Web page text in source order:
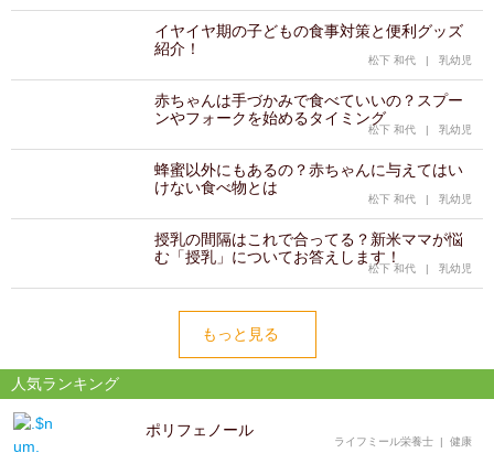
イヤイヤ期の子どもの食事対策と便利グッズ
紹介！
松下 和代 | 乳幼児
赤ちゃんは手づかみで食べていいの？スプー
ンやフォークを始めるタイミング
松下 和代 | 乳幼児
蜂蜜以外にもあるの？赤ちゃんに与えてはい
けない食べ物とは
松下 和代 | 乳幼児
授乳の間隔はこれで合ってる？新米ママが悩
む「授乳」についてお答えします！
松下 和代 | 乳幼児
もっと見る
人気ランキング
ポリフェノール
ライフミール栄養士 | 健康